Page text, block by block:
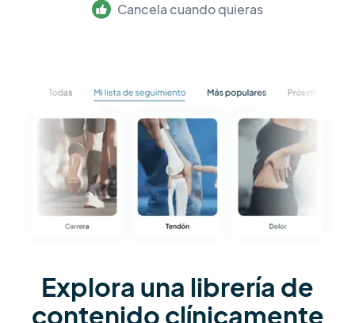
Cancela cuando quieras
Explora una librería de
contenido clínicamente